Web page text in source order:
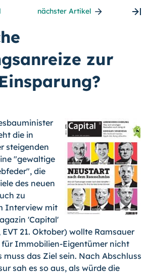
nächster Artikel
zur
die in
steigenden
"gewaltige
die
des neuen
zu
Interview mit
'Capital'
21. Oktober) wollte Ramsauer
für Immobilien-Eigentümer nicht
muss das Ziel sein. Nach Abschluss
sah es so aus, als würde die